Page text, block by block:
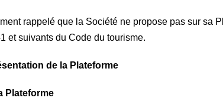
rappelé que la Société ne propose pas sur
et suivants du Code du tourisme.
de la Plateforme
Plateforme